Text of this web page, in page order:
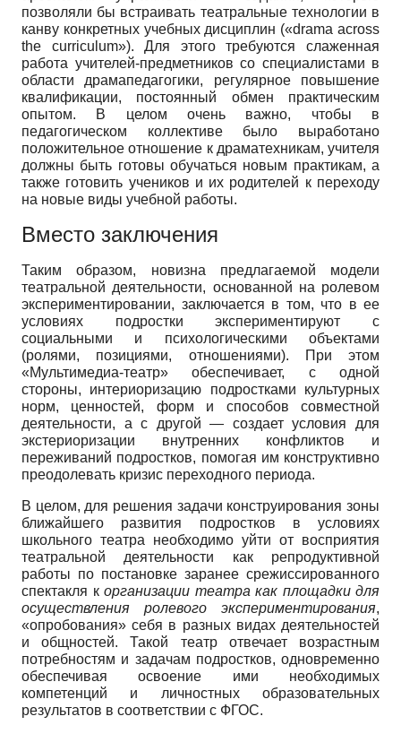
позволяли бы встраивать театральные технологии в
канву конкретных учебных дисциплин («drama across
the curriculum»). Для этого требуются слаженная
работа учителей-предметников со специалистами в
области драмапедагогики, регулярное повышение
квалификации, постоянный обмен практическим
опытом. В целом очень важно, чтобы в
педагогическом коллективе было выработано
положительное отношение к драматехникам, учителя
должны быть готовы обучаться новым практикам, а
также готовить учеников и их родителей к переходу
на новые виды учебной работы.
Вместо заключения
Таким образом, новизна предлагаемой модели
театральной деятельности, основанной на ролевом
экспериментировании, заключается в том, что в ее
условиях подростки экспериментируют с
социальными и психологическими объектами
(ролями, позициями, отношениями). При этом
«Мультимедиа-театр» обеспечивает, с одной
стороны, интериоризацию подростками культурных
норм, ценностей, форм и способов совместной
деятельности, а с другой — создает условия для
экстериоризации внутренних конфликтов и
переживаний подростков, помогая им конструктивно
преодолевать кризис переходного периода.
В целом, для решения задачи конструирования зоны
ближайшего развития подростков в условиях
школьного театра необходимо уйти от восприятия
театральной деятельности как репродуктивной
работы по постановке заранее срежиссированного
спектакля к организации театра как площадки для
осуществления ролевого экспериментирования,
«опробования» себя в разных видах деятельностей
и общностей. Такой театр отвечает возрастным
потребностям и задачам подростков, одновременно
обеспечивая освоение ими необходимых
компетенций и личностных образовательных
результатов в соответствии с ФГОС.